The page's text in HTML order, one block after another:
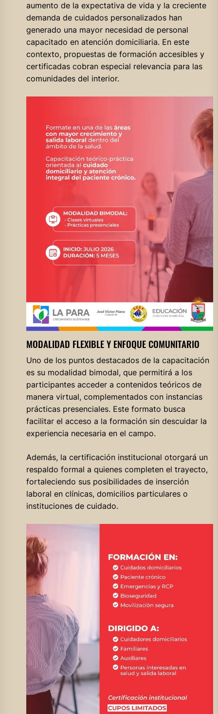
aumento de la expectativa de vida y la creciente
demanda de cuidados personalizados han
generado una mayor necesidad de personal
capacitado en atención domiciliaria. En este
contexto, propuestas de formación accesibles y
certificadas cobran especial relevancia para las
comunidades del interior.
MODALIDAD FLEXIBLE Y ENFOQUE COMUNITARIO
Uno de los puntos destacados de la capacitación
es su modalidad bimodal, que permitirá a los
participantes acceder a contenidos teóricos de
manera virtual, complementados con instancias
prácticas presenciales. Este formato busca
facilitar el acceso a la formación sin descuidar la
experiencia necesaria en el campo.
Además, la certificación institucional otorgará un
respaldo formal a quienes completen el trayecto,
fortaleciendo sus posibilidades de inserción
laboral en clínicas, domicilios particulares o
instituciones de cuidado.